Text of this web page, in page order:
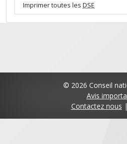
Imprimer toutes les DSE
© 2026 Conseil
Avis
Contactez nous |